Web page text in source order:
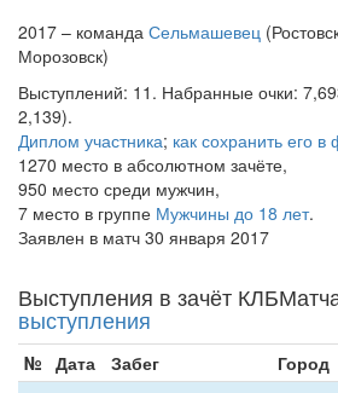
2017 – команда Сельмашевец
Морозовск)
Выступлений: 11. Набранные очки:
2,139).
Диплом участника; как сохранить его в
1270 место в абсолютном зачёте,
950 место среди мужчин,
7 место в группе Мужчины до 18 лет.
Заявлен в матч 30 января 2017
Выступления в зачёт
выступления
№ Дата Забег Город